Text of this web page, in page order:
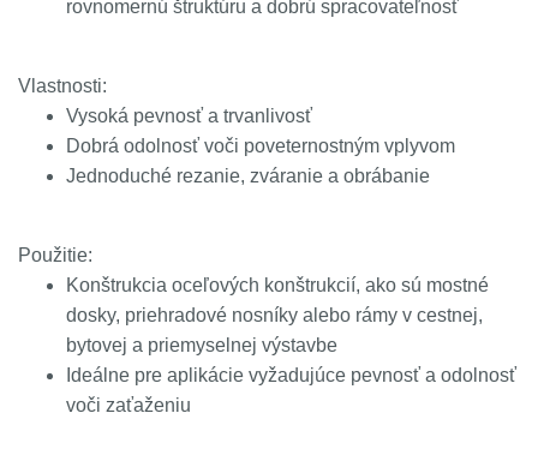
rovnomernú štruktúru a dobrú spracovateľnosť
Vlastnosti:
Vysoká pevnosť a trvanlivosť
Dobrá odolnosť voči poveternostným vplyvom
Jednoduché rezanie, zváranie a obrábanie
Použitie:
Konštrukcia oceľových konštrukcií, ako sú mostné
dosky, priehradové nosníky alebo rámy v cestnej,
bytovej a priemyselnej výstavbe
Ideálne pre aplikácie vyžadujúce pevnosť a odolnosť
voči zaťaženiu